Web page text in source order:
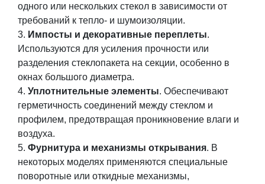
одного или нескольких стекол в зависимости от
требований к тепло- и шумоизоляции.
Импосты и декоративные переплеты.
Используются для усиления прочности или
разделения стеклопакета на секции, особенно в
окнах большого диаметра.
Уплотнительные элементы. Обеспечивают
герметичность соединений между стеклом и
профилем, предотвращая проникновение влаги и
воздуха.
Фурнитура и механизмы открывания. В
некоторых моделях применяются специальные
поворотные или откидные механизмы,